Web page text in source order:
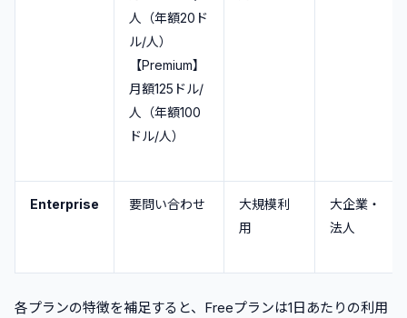
人（年額20ド
ル/人）
【Premium】
月額125ドル/
人（年額100
ドル/人）
Enterprise 要問い合わせ
大規模利
用
大企業・
法人
各プランの特徴を補足すると、Freeプランは1日あたりの利用